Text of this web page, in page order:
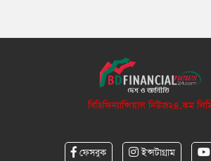
বিডিফিন্যান্সিয়াল নিউজ২৪.কম
ফেসবুক ইন্সটাগ্রাম